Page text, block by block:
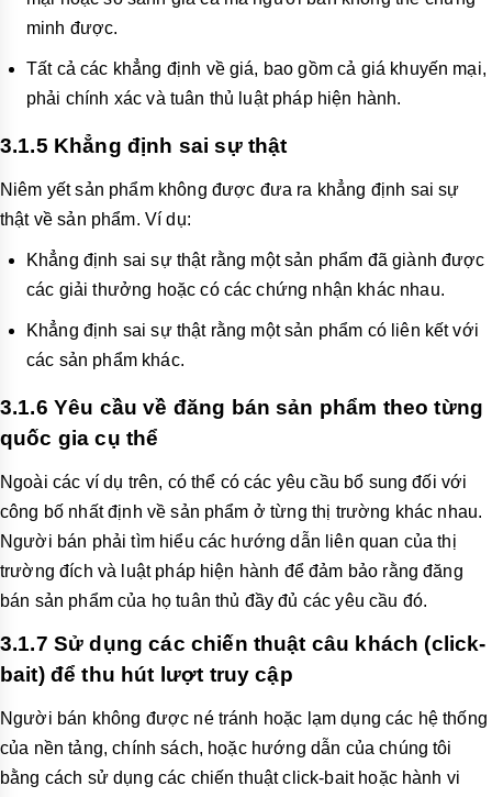
minh được.
Tất cả các khẳng định về giá, bao gồm cả giá khuyến mại,
phải chính xác và tuân thủ luật pháp hiện hành.
3.1.5 Khẳng định sai sự thật
Niêm yết sản phẩm không được đưa ra khẳng định sai sự
thật về sản phẩm. Ví dụ:
Khẳng định sai sự thật rằng một sản phẩm đã giành được
các giải thưởng hoặc có các chứng nhận khác nhau.
Khẳng định sai sự thật rằng một sản phẩm có liên kết với
các sản phẩm khác.
3.1.6 Yêu cầu về đăng bán sản phẩm theo từng
quốc gia cụ thể
Ngoài các ví dụ trên, có thể có các yêu cầu bổ sung đối với
công bố nhất định về sản phẩm ở từng thị trường khác nhau.
Người bán phải tìm hiểu các hướng dẫn liên quan của thị
trường đích và luật pháp hiện hành để đảm bảo rằng đăng
bán sản phẩm của họ tuân thủ đầy đủ các yêu cầu đó.
3.1.7 Sử dụng các chiến thuật câu khách (click-
bait) để thu hút lượt truy cập
Người bán không được né tránh hoặc lạm dụng các hệ thống
của nền tảng, chính sách, hoặc hướng dẫn của chúng tôi
bằng cách sử dụng các chiến thuật click-bait hoặc hành vi